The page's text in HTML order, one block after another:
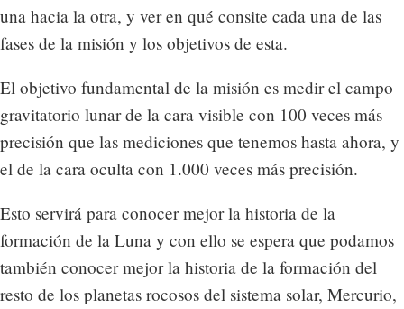
una hacia la otra, y ver en qué consite cada una de las
fases de la misión y los objetivos de esta.
El objetivo fundamental de la misión es medir el campo
gravitatorio lunar de la cara visible con 100 veces más
precisión que las mediciones que tenemos hasta ahora, y
el de la cara oculta con 1.000 veces más precisión.
Esto servirá para conocer mejor la historia de la
formación de la Luna y con ello se espera que podamos
también conocer mejor la historia de la formación del
resto de los planetas rocosos del sistema solar, Mercurio,